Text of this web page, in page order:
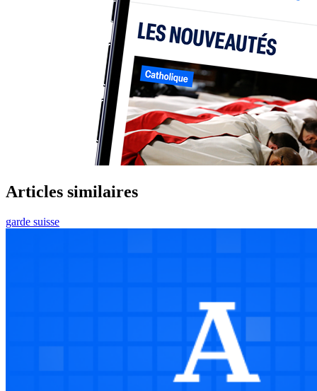
Articles similaires
garde suisse